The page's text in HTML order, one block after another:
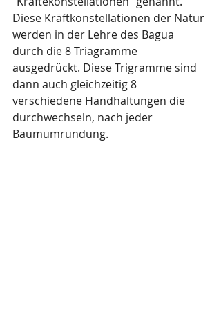
Diese Kräftkonstellationen der Natur
werden in der Lehre des Bagua
durch die 8 Triagramme
ausgedrückt. Diese Trigramme sind
dann auch gleichzeitig 8
verschiedene Handhaltungen die
durchwechseln, nach jeder
Baumumrundung.